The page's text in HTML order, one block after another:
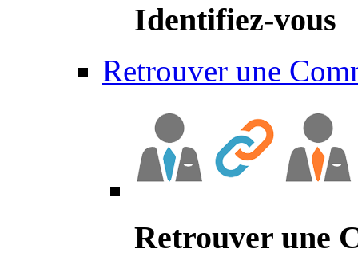
Identifiez-vous
Retrouver une
Retrouver une